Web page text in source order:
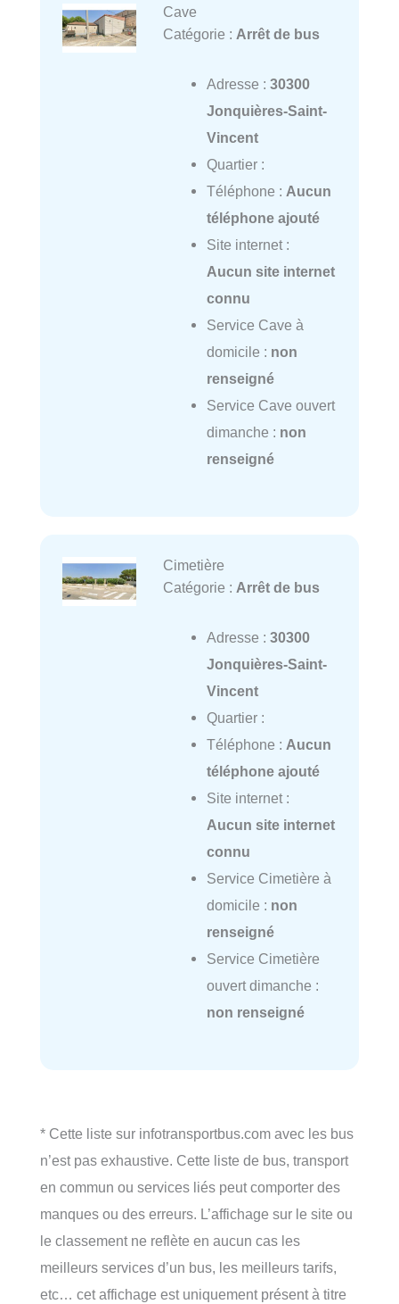
Cave
Catégorie : Arrêt de bus
Adresse : 30300
Jonquières-Saint-
Vincent
Quartier :
Téléphone : Aucun
téléphone ajouté
Site internet :
Aucun site internet
connu
Service Cave à
domicile : non
renseigné
Service Cave ouvert
dimanche : non
renseigné
Cimetière
Catégorie : Arrêt de bus
Adresse : 30300
Jonquières-Saint-
Vincent
Quartier :
Téléphone : Aucun
téléphone ajouté
Site internet :
Aucun site internet
connu
Service Cimetière à
domicile : non
renseigné
Service Cimetière
ouvert dimanche :
non renseigné
* Cette liste sur infotransportbus.com avec les bus
n’est pas exhaustive. Cette liste de bus, transport
en commun ou services liés peut comporter des
manques ou des erreurs. L’affichage sur le site ou
le classement ne reflète en aucun cas les
meilleurs services d’un bus, les meilleurs tarifs,
etc… cet affichage est uniquement présent à titre